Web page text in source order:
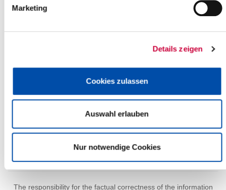
Marketing
Details zeigen
Cookies zulassen
Auswahl erlauben
Nur notwendige Cookies
The responsibility for the factual correctness of the information